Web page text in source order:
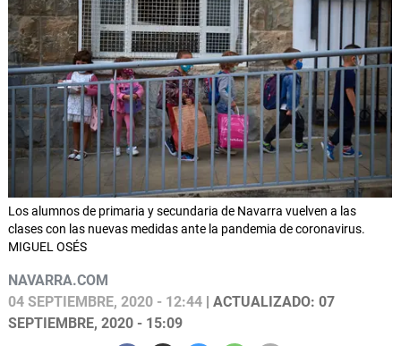
Los alumnos de primaria y secundaria de Navarra vuelven a las
clases con las nuevas medidas ante la pandemia de coronavirus.
MIGUEL OSÉS
NAVARRA.COM
04 SEPTIEMBRE, 2020 - 12:44 | ACTUALIZADO: 07
SEPTIEMBRE, 2020 - 15:09